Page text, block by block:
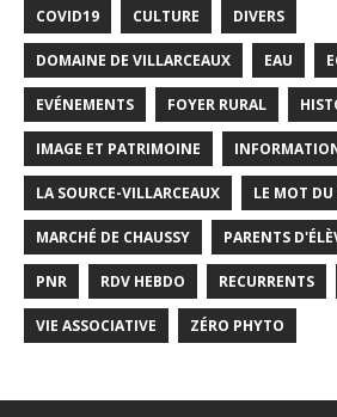
COVID19 CULTURE DIVERS
DOMAINE DE VILLARCEAUX EAU
EVÉNEMENTS FOYER RURAL
IMAGE ET PATRIMOINE
LA SOURCE-VILLARCEAUX LE MOT DU
MARCHÉ DE CHAUSSY PARENTS
PNR RDV HEBDO RECURRENTS
VIE ASSOCIATIVE ZÉRO PHYTO